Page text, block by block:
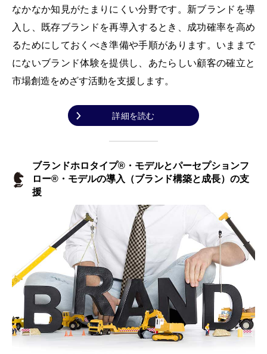
なかなか知見がたまりにくい分野です。新ブランドを導
入し、既存ブランドを再導入するとき、成功確率を高め
るためにしておくべき準備や手順があります。いままで
にないブランド体験を提供し、あたらしい顧客の確立と
市場創造をめざす活動を支援します。
詳細を読む
ブランドホロタイプ®・モデルとパーセプションフ
ロー®・モデルの導入（ブランド構築と成長）の支
援